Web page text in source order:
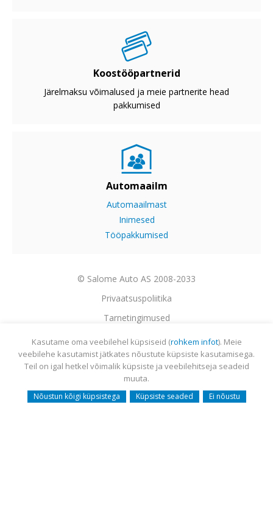
Koostööpartnerid
Järelmaksu võimalused ja meie partnerite head
pakkumised
Automaailm
Automaailmast
Inimesed
Tööpakkumised
© Salome Auto AS 2008-2033
Privaatsuspoliitika
Tarnetingimused
Garantii
Utiliseerimine
Sisukaart
Webmail
Kasutame oma veebilehel küpsiseid (rohkem infot). Meie
veebilehe kasutamist jätkates nõustute küpsiste kasutamisega.
Teil on igal hetkel võimalik küpsiste ja veebilehitseja seadeid
muuta.
Nõustun kõigi küpsistega Küpsiste seaded Ei nõustu